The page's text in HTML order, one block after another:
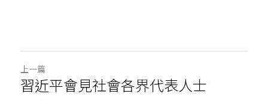
上一篇
習近平會見社會各界代表人士